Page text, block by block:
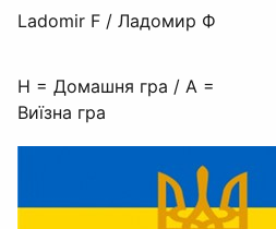
Ladomir F / Ладомир Ф
H = Домашня гра / A =
Виїзна гра